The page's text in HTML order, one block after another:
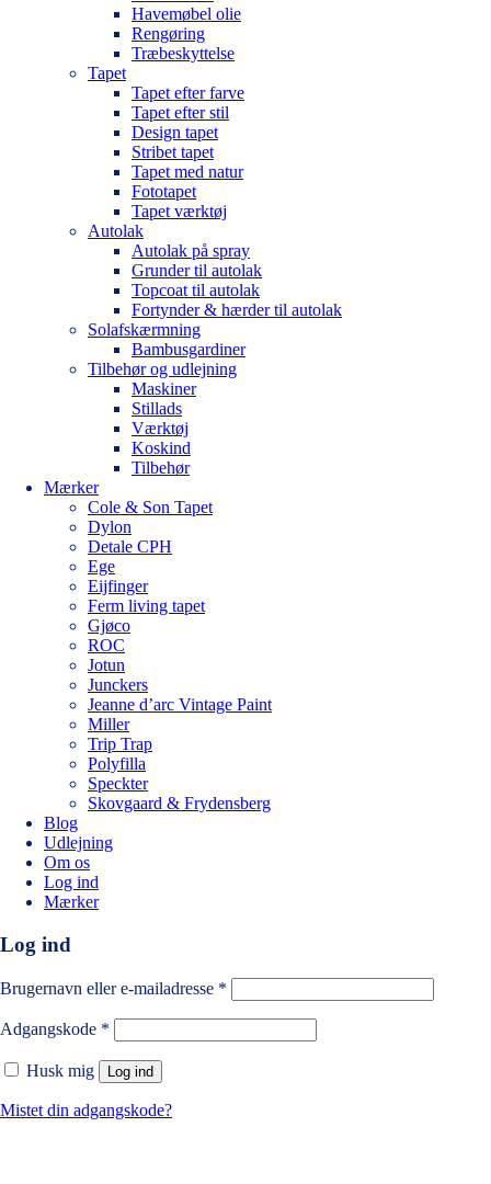
Havemøbel olie
Rengøring
Træbeskyttelse
Tapet
Tapet efter farve
Tapet efter stil
Design tapet
Stribet tapet
Tapet med natur
Fototapet
Tapet værktøj
Autolak
Autolak på spray
Grunder til autolak
Topcoat til autolak
Fortynder & hærder til autolak
Solafskærmning
Bambusgardiner
Tilbehør og udlejning
Maskiner
Stillads
Værktøj
Koskind
Tilbehør
Mærker
Cole & Son Tapet
Dylon
Detale CPH
Ege
Eijfinger
Ferm living tapet
Gjøco
ROC
Jotun
Junckers
Jeanne d’arc Vintage Paint
Miller
Trip Trap
Polyfilla
Speckter
Skovgaard & Frydensberg
Blog
Udlejning
Om os
Log ind
Mærker
Log ind
Brugernavn eller e-mailadresse *
Adgangskode *
Husk mig Log ind
Mistet din adgangskode?